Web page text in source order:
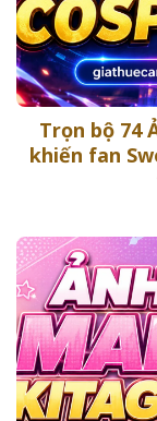
Trọn bộ 74
khiến fan